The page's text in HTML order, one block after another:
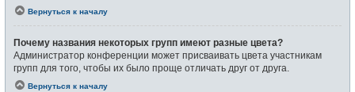
Вернуться к началу
Почему названия некоторых групп имеют разные цвета?
Администратор конференции может присваивать цвета участникам
групп для того, чтобы их было проще отличать друг от друга.
Вернуться к началу